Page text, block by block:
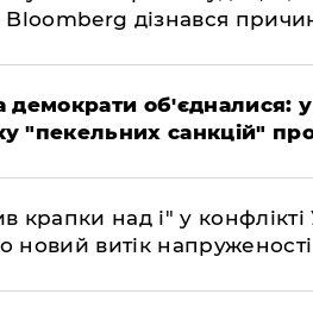
Bloomberg дізнався
демократи об'єдналися:
"пекельних санкцій"
крапки над і" у
новий витік напруженості